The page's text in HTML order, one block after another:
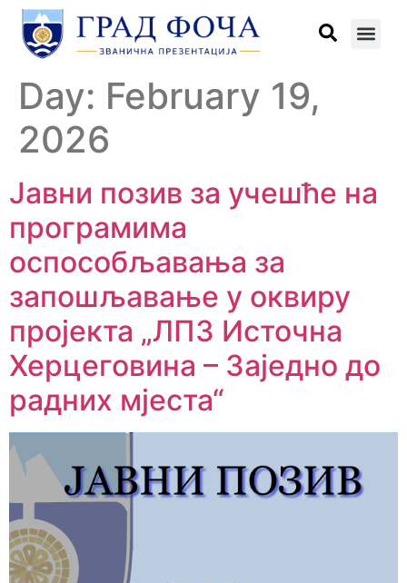
Day: February 19,
2026
Јавни позив за учешће на
програмима
оспособљавања за
запошљавање у оквиру
пројекта „ЛПЗ Источна
Херцеговина – Заједно до
радних мјеста“